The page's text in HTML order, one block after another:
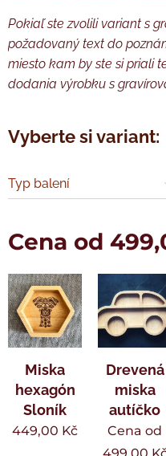
Pokiaľ ste zvolili variant s
požadovaný text do
miesto kam by ste si priali
dodania výrobku s
Vyberte si variant:
Typ balení
Cena od
Miska
hexagón
Sloník
449,00 Kč
Drevená
miska
autíčko
Cena od